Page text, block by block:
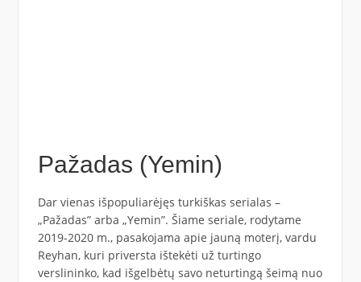
Pažadas (Yemin)
Dar vienas išpopuliarėjęs turkiškas serialas –
„Pažadas” arba „Yemin”. Šiame seriale, rodytame
2019-2020 m., pasakojama apie jauną moterį, vardu
Reyhan, kuri priversta ištekėti už turtingo
verslininko, kad išgelbėtų savo neturtingą šeimą nuo